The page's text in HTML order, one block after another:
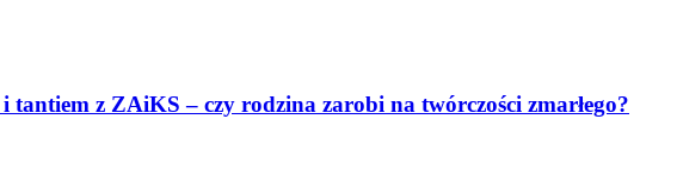
tantiem z ZAiKS – czy rodzina zarobi na twórczości zmarłego?